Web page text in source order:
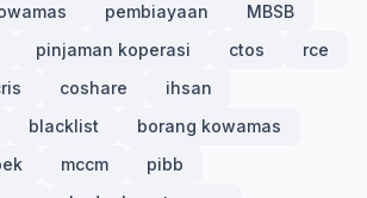
pembiayaan
MBSB
pinjaman koperasi ctos
rce
coshare
ihsan
blacklist
borang kowamas
mccm
pibb